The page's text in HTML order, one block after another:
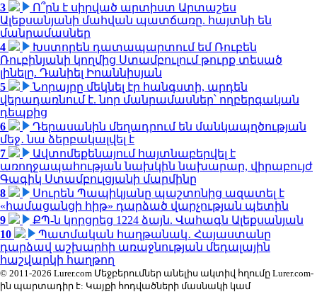
3
Ո՞րն է սիրված արտիստ Արտաշես
Ալեքսանյանի մահվան պատճառը. հայտնի են
մանրամասներ
4
Խստորեն դատապարտում եմ Ռուբեն
Ռուբինյանի կողմից Ստամբուլում թուրք տեսած
լինելը. Դանիել Իոաննիսյան
5
Նորայրը մեկնել էր հանգստի, արդեն
վերադառնում է. նոր մանրամասներ՝ ողբերգական
դեպքից
6
Դերասանին մեղադրում են մանկապղծության
մեջ․ նա ձերբակալվել է
7
Ավտոմեքենայում հայտնաբերվել է
առողջապահության նախկին նախարար, վիրաբույժ
Գագիկ Ստամբուլցյանի մարմինը
8
Սուրեն Պապիկյանը պաշտոնից ազատել է
«համացանցի հիթ» դարձած վարչության պետին
9
ՔՊ-ն կորցրեց 1224 ձայն. Վահագն Ալեքսանյան
10
Պատմական հաղթանակ․ Հայաստանը
դարձավ աշխարհի առաջնության մեդալային
հաշվարկի հաղթող
© 2011-2026 Lurer.com Մեջբերումներ անելիս ակտիվ հղումը Lurer.com-
ին պարտադիր է: Կայքի հոդվածների մասնակի կամ